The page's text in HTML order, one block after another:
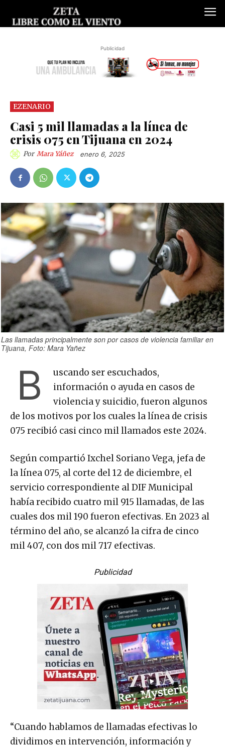
Publicidad
EZENARIO
Casi 5 mil llamadas a la línea de
crisis 075 en Tijuana en 2024
Por Mara Yáñez enero 6, 2025
Las llamadas principalmente son por casos de violencia familiar en
Tijuana, Foto: Mara Yañez
B
uscando ser escuchados,
información o ayuda en casos de
violencia y suicidio, fueron algunos
de los motivos por los cuales la línea de crisis
075 recibió casi cinco mil llamados este 2024.
Según compartió Ixchel Soriano Vega, jefa de
la línea 075, al corte del 12 de diciembre, el
servicio correspondiente al DIF Municipal
había recibido cuatro mil 915 llamadas, de las
cuales dos mil 190 fueron efectivas. En 2023 al
término del año, se alcanzó la cifra de cinco
mil 407, con dos mil 717 efectivas.
Publicidad
“Cuando hablamos de llamadas efectivas lo
dividimos en intervención, información y